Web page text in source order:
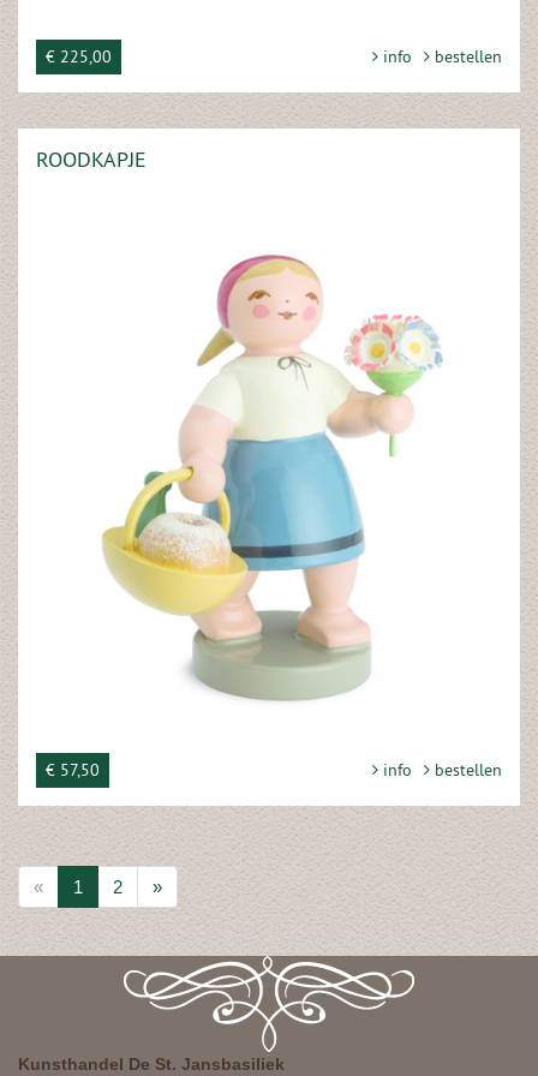
€ 225,00 info bestellen
ROODKAPJE
€ 57,50 info bestellen
« 1 2 »
Kunsthandel De St. Jansbasiliek